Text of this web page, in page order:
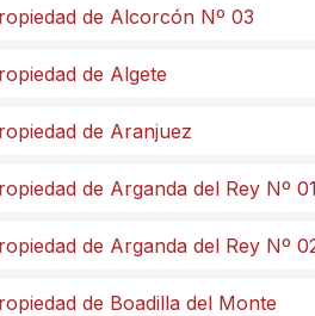
de Alcorcón Nº 03
de Algete
de Aranjuez
de Arganda del Rey Nº 01
de Arganda del Rey Nº
de Boadilla del Monte